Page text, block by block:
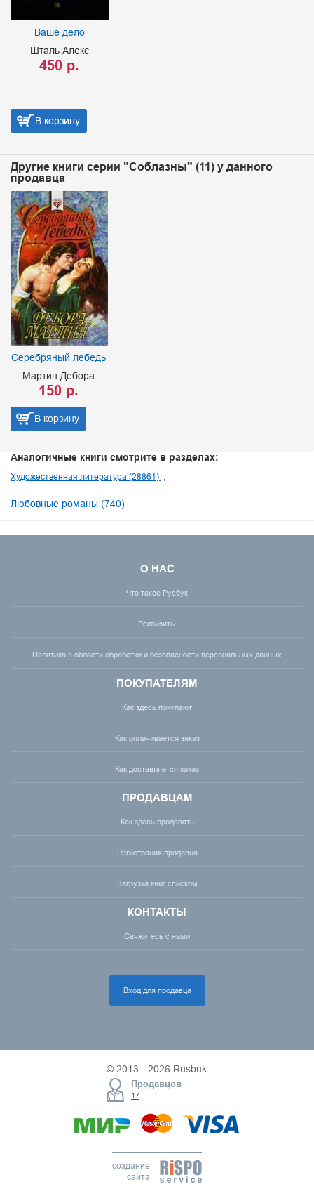
Ваше дело
Шталь Алекс
450 р.
В корзину
Другие книги серии "Соблазны" (11) у данного
продавца
Серебряный лебедь
Мартин Дебора
150 р.
В корзину
Аналогичные книги смотрите в разделах:
Художественная литература (28861)
Любовные романы (740)
О НАС
Что такое Русбук
Реквизиты
Политика в области обработки и безопасности персональных данных
ПОКУПАТЕЛЯМ
Как здесь покупают
Как оплачивается заказ
Как доставляется заказ
ПРОДАВЦАМ
Как здесь продавать
Регистрация продавца
Загрузка книг списком
КОНТАКТЫ
Свяжитесь с нами
Вход для продавца
© 2013 - 2026 Rusbuk
Продавцов
17
создание
сайта